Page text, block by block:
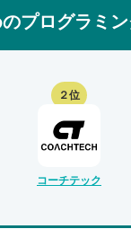
プログラミ
２位
コーチテック